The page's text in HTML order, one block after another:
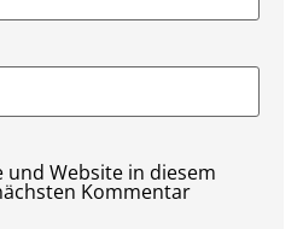
und Website in diesem
Kommentar